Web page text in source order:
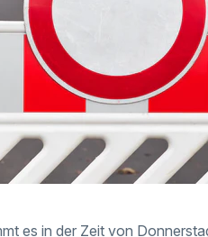
es in der Zeit von